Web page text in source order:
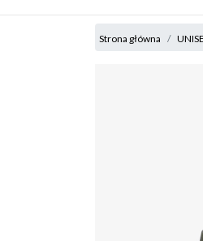
Strona główna